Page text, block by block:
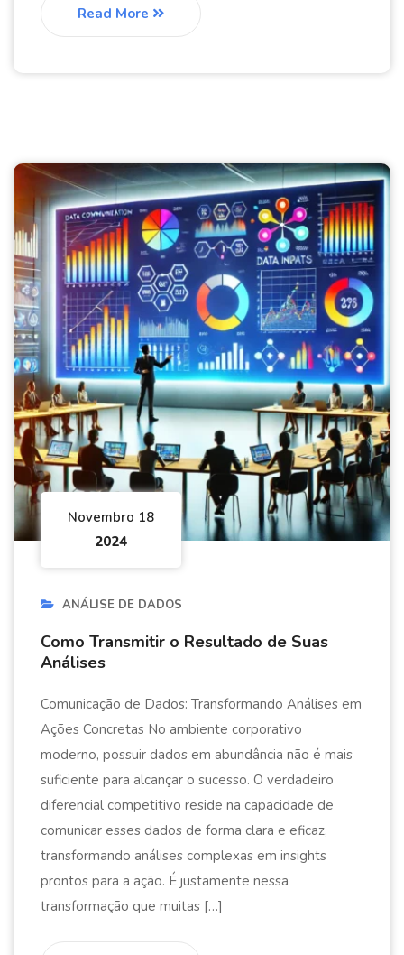
Read More
Novembro 18
2024
ANÁLISE DE DADOS
Como Transmitir o Resultado de Suas
Análises
Comunicação de Dados: Transformando Análises em
Ações Concretas No ambiente corporativo
moderno, possuir dados em abundância não é mais
suficiente para alcançar o sucesso. O verdadeiro
diferencial competitivo reside na capacidade de
comunicar esses dados de forma clara e eficaz,
transformando análises complexas em insights
prontos para a ação. É justamente nessa
transformação que muitas […]